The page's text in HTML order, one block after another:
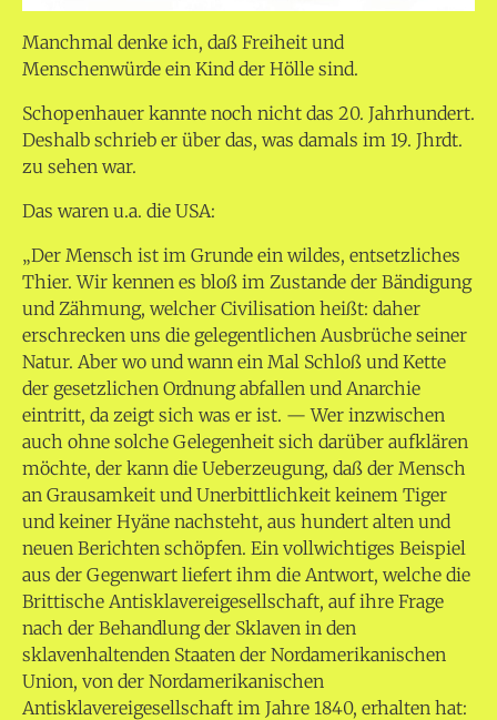
Manchmal denke ich, daß Freiheit und
Menschenwürde ein Kind der Hölle sind.
Schopenhauer kannte noch nicht das 20. Jahrhundert.
Deshalb schrieb er über das, was damals im 19. Jhrdt.
zu sehen war.
Das waren u.a. die USA:
„Der Mensch ist im Grunde ein wildes, entsetzliches
Thier. Wir kennen es bloß im Zustande der Bändigung
und Zähmung, welcher Civilisation heißt: daher
erschrecken uns die gelegentlichen Ausbrüche seiner
Natur. Aber wo und wann ein Mal Schloß und Kette
der gesetzlichen Ordnung abfallen und Anarchie
eintritt, da zeigt sich was er ist. — Wer inzwischen
auch ohne solche Gelegenheit sich darüber aufklären
möchte, der kann die Ueberzeugung, daß der Mensch
an Grausamkeit und Unerbittlichkeit keinem Tiger
und keiner Hyäne nachsteht, aus hundert alten und
neuen Berichten schöpfen. Ein vollwichtiges Beispiel
aus der Gegenwart liefert ihm die Antwort, welche die
Brittische Antisklavereigesellschaft, auf ihre Frage
nach der Behandlung der Sklaven in den
sklavenhaltenden Staaten der Nordamerikanischen
Union, von der Nordamerikanischen
Antisklavereigesellschaft im Jahre 1840, erhalten hat: